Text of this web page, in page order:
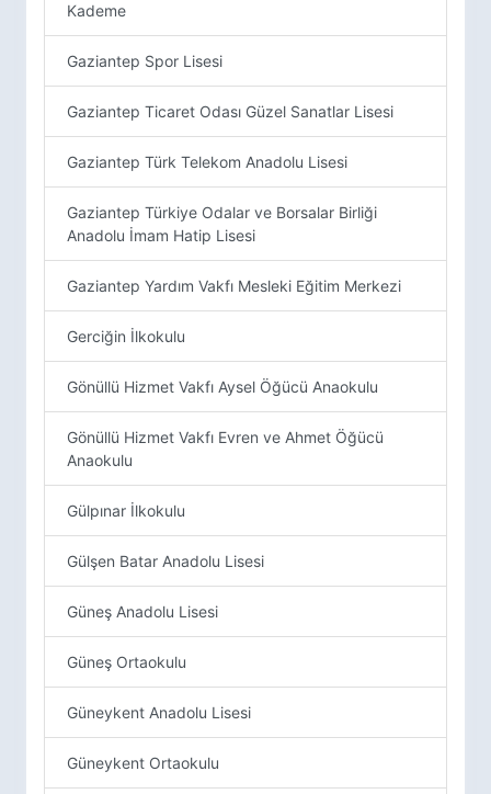
Kademe
Gaziantep Spor Lisesi
Gaziantep Ticaret Odası Güzel Sanatlar Lisesi
Gaziantep Türk Telekom Anadolu Lisesi
Gaziantep Türkiye Odalar ve Borsalar Birliği
Anadolu İmam Hatip Lisesi
Gaziantep Yardım Vakfı Mesleki Eğitim Merkezi
Gerciğin İlkokulu
Gönüllü Hizmet Vakfı Aysel Öğücü Anaokulu
Gönüllü Hizmet Vakfı Evren ve Ahmet Öğücü
Anaokulu
Gülpınar İlkokulu
Gülşen Batar Anadolu Lisesi
Güneş Anadolu Lisesi
Güneş Ortaokulu
Güneykent Anadolu Lisesi
Güneykent Ortaokulu